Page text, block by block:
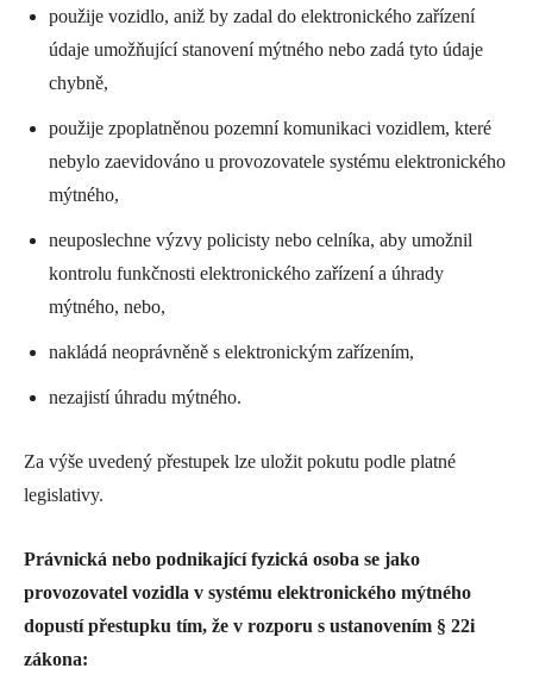
použije vozidlo, aniž by zadal do elektronického zařízení
údaje umožňující stanovení mýtného nebo zadá tyto údaje
chybně,
použije zpoplatněnou pozemní komunikaci vozidlem, které
nebylo zaevidováno u provozovatele systému elektronického
mýtného,
neuposlechne výzvy policisty nebo celníka, aby umožnil
kontrolu funkčnosti elektronického zařízení a úhrady
mýtného, nebo,
nakládá neoprávněně s elektronickým zařízením,
nezajistí úhradu mýtného.
Za výše uvedený přestupek lze uložit pokutu podle platné
legislativy.
Právnická nebo podnikající fyzická osoba se jako
provozovatel vozidla v systému elektronického mýtného
dopustí přestupku tím, že v rozporu s ustanovením § 22i
zákona: